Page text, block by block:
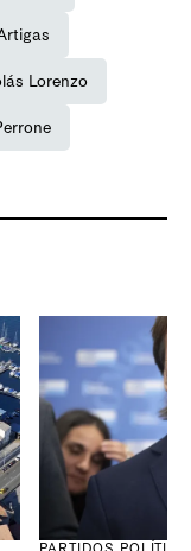
Lorenzo